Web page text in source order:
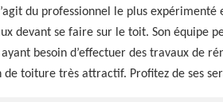
du professionnel le plus
devant se faire sur le toit. Son équipe
besoin d’effectuer des travaux de
toiture très attractif. Profitez de ses